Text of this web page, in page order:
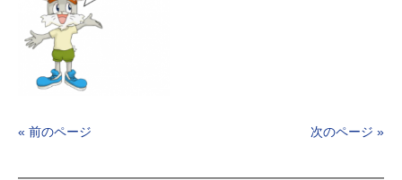
« 前のページ 次のページ »